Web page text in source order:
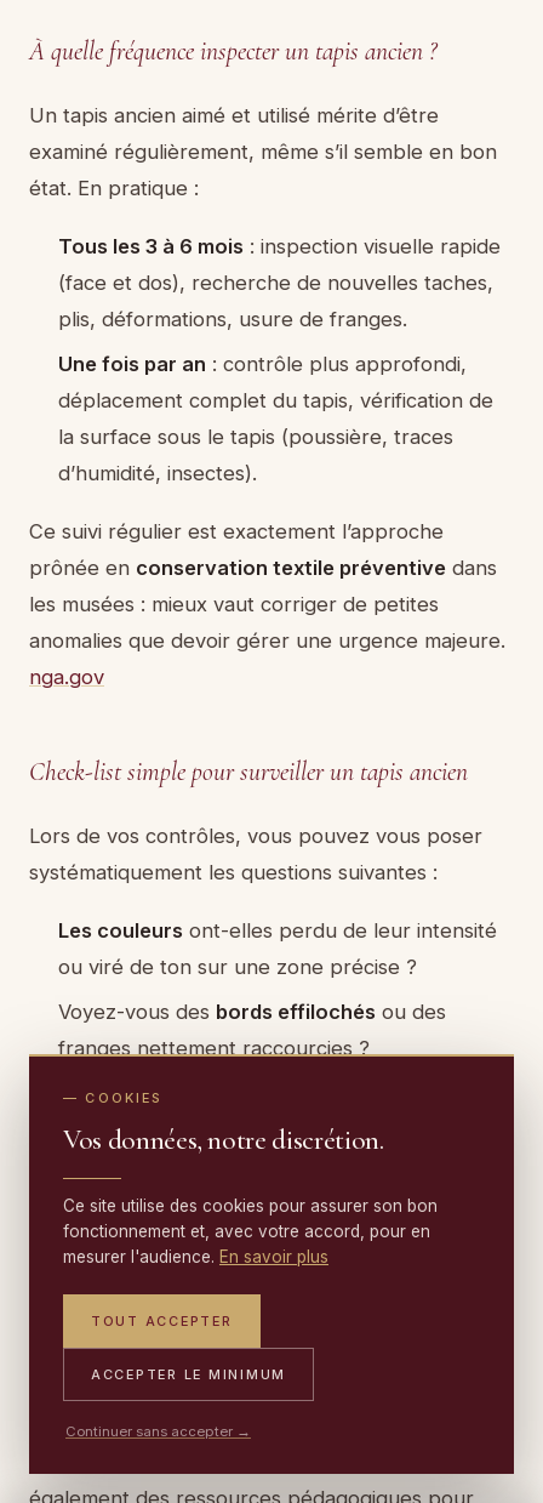
À quelle fréquence inspecter un tapis ancien ?
Un tapis ancien aimé et utilisé mérite d’être
examiné régulièrement, même s’il semble en bon
état. En pratique :
Tous les 3 à 6 mois : inspection visuelle rapide
(face et dos), recherche de nouvelles taches,
plis, déformations, usure de franges.
Une fois par an : contrôle plus approfondi,
déplacement complet du tapis, vérification de
la surface sous le tapis (poussière, traces
d’humidité, insectes).
Ce suivi régulier est exactement l’approche
prônée en conservation textile préventive dans
les musées : mieux vaut corriger de petites
anomalies que devoir gérer une urgence majeure.
nga.gov
Check-list simple pour surveiller un tapis ancien
Lors de vos contrôles, vous pouvez vous poser
systématiquement les questions suivantes :
Les couleurs ont-elles perdu de leur intensité
ou viré de ton sur une zone précise ?
Voyez-vous des bords effilochés ou des
franges nettement raccourcies ?
Ressentez-vous des
ou plus dures sous le pied ou la main ?
Le tapis présente-t-il des
déformationspersistantes ?
Observez-vous destrous, cocons ou
poussières anormales
Au moindre doute, prenez quelques photos
spécialisé. Certains ateliers, comme
également des ressources pédagogiques pour
— COOKIES
Vos données, notre discrétion.
Ce site utilise des cookies pour assurer son bon
fonctionnement et, avec votre accord, pour en
mesurer l'audience. En savoir plus
TOUT ACCEPTER
ACCEPTER LE MINIMUM
Continuer sans accepter →